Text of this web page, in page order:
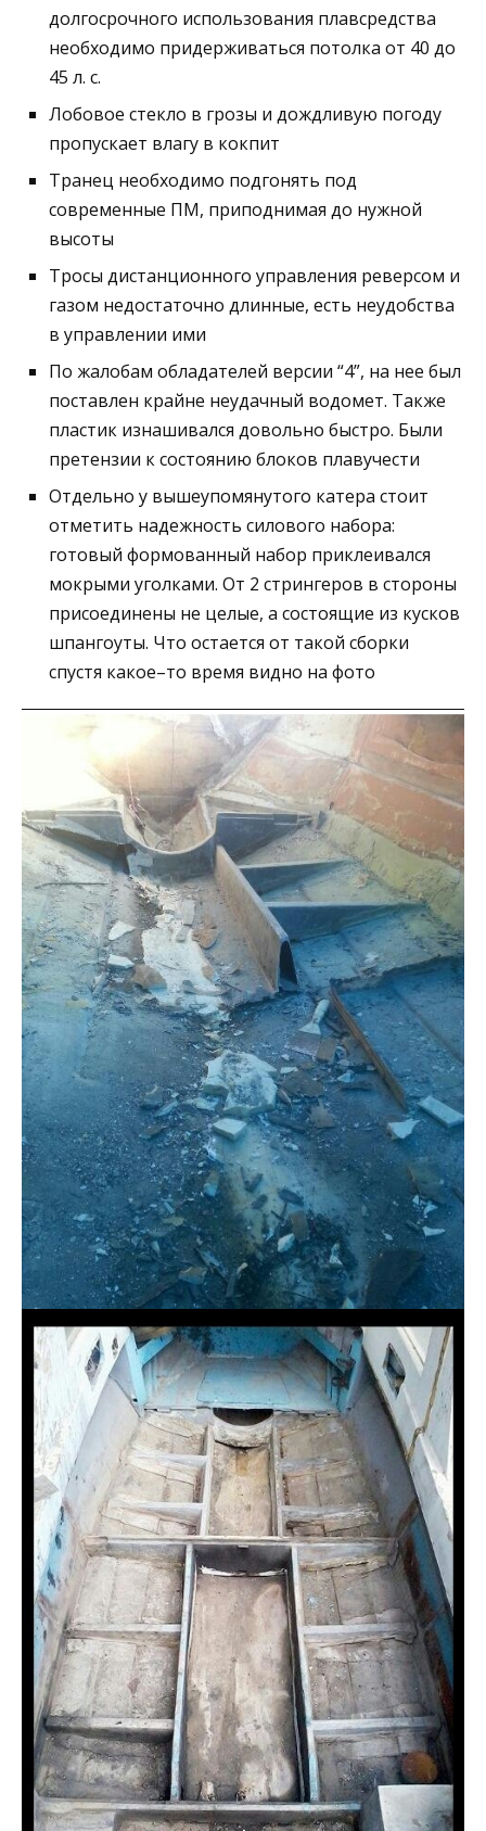
долгосрочного использования плавсредства
необходимо придерживаться потолка от 40 до
45 л. с.
Лобовое стекло в грозы и дождливую погоду
пропускает влагу в кокпит
Транец необходимо подгонять под
современные ПМ, приподнимая до нужной
высоты
Тросы дистанционного управления реверсом и
газом недостаточно длинные, есть неудобства
в управлении ими
По жалобам обладателей версии “4”, на нее был
поставлен крайне неудачный водомет. Также
пластик изнашивался довольно быстро. Были
претензии к состоянию блоков плавучести
Отдельно у вышеупомянутого катера стоит
отметить надежность силового набора:
готовый формованный набор приклеивался
мокрыми уголками. От 2 стрингеров в стороны
присоединены не целые, а состоящие из кусков
шпангоуты. Что остается от такой сборки
спустя какое–то время видно на фото